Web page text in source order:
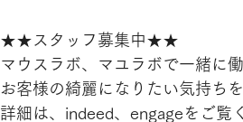
★★スタッフ募集中★★
マウスラボ、マユラボで一緒に
お客様の綺麗になりたい気持ち
詳細は、indeed、engageをご覧